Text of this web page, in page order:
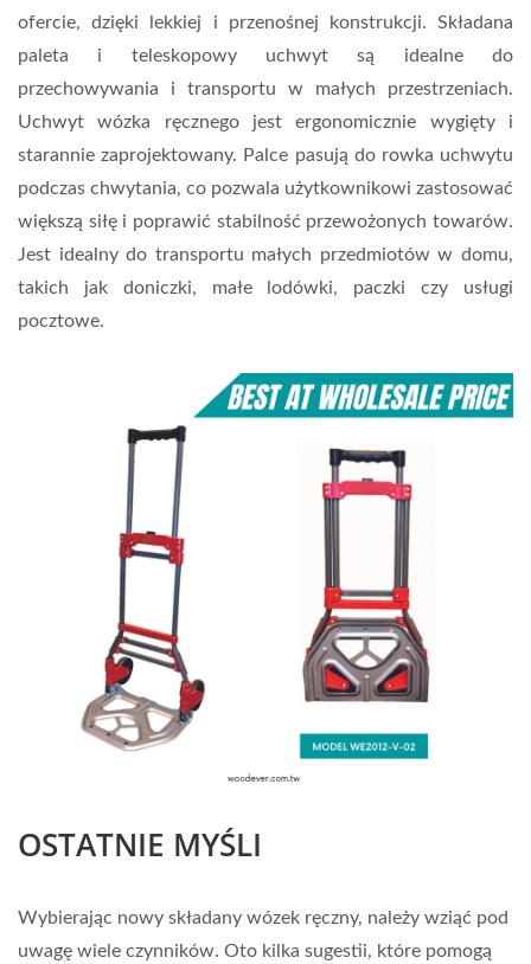
ofercie, dzięki lekkiej i przenośnej konstrukcji. Składana
paleta i teleskopowy uchwyt są idealne do
przechowywania i transportu w małych przestrzeniach.
Uchwyt wózka ręcznego jest ergonomicznie wygięty i
starannie zaprojektowany. Palce pasują do rowka uchwytu
podczas chwytania, co pozwala użytkownikowi zastosować
większą siłę i poprawić stabilność przewożonych towarów.
Jest idealny do transportu małych przedmiotów w domu,
takich jak doniczki, małe lodówki, paczki czy usługi
pocztowe.
OSTATNIE MYŚLI
Wybierając nowy składany wózek ręczny, należy wziąć pod
uwagę wiele czynników. Oto kilka sugestii, które pomogą